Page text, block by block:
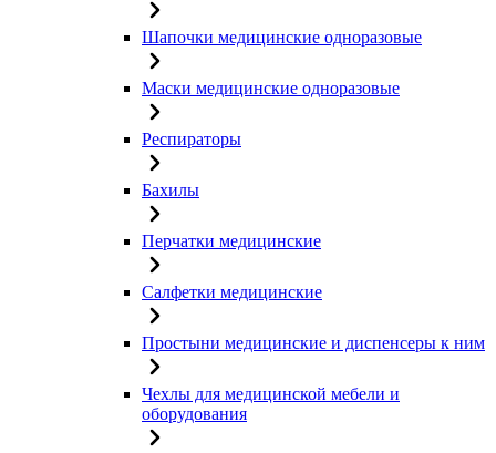
Шапочки медицинские одноразовые
Маски медицинские одноразовые
Респираторы
Бахилы
Перчатки медицинские
Салфетки медицинские
Простыни медицинские и диспенсеры к ним
Чехлы для медицинской мебели и
оборудования